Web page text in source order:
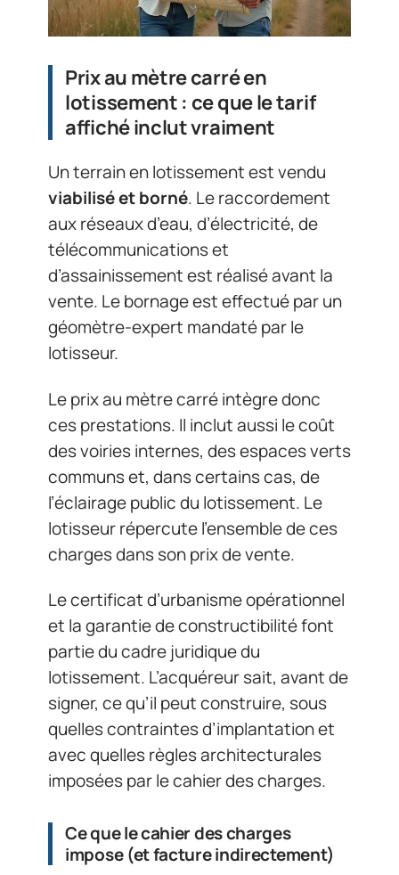
Prix au mètre carré en
lotissement : ce que le tarif
affiché inclut vraiment
Un terrain en lotissement est vendu
viabilisé et borné. Le raccordement
aux réseaux d’eau, d’électricité, de
télécommunications et
d’assainissement est réalisé avant la
vente. Le bornage est effectué par un
géomètre-expert mandaté par le
lotisseur.
Le prix au mètre carré intègre donc
ces prestations. Il inclut aussi le coût
des voiries internes, des espaces verts
communs et, dans certains cas, de
l’éclairage public du lotissement. Le
lotisseur répercute l’ensemble de ces
charges dans son prix de vente.
Le certificat d’urbanisme opérationnel
et la garantie de constructibilité font
partie du cadre juridique du
lotissement. L’acquéreur sait, avant de
signer, ce qu’il peut construire, sous
quelles contraintes d’implantation et
avec quelles règles architecturales
imposées par le cahier des charges.
Ce que le cahier des charges
impose (et facture indirectement)